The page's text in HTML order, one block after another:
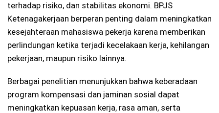
terhadap risiko, dan stabilitas ekonomi. BPJS
Ketenagakerjaan berperan penting dalam meningkatkan
kesejahteraan mahasiswa pekerja karena memberikan
perlindungan ketika terjadi kecelakaan kerja, kehilangan
pekerjaan, maupun risiko lainnya.
Berbagai penelitian menunjukkan bahwa keberadaan
program kompensasi dan jaminan sosial dapat
meningkatkan kepuasan kerja, rasa aman, serta